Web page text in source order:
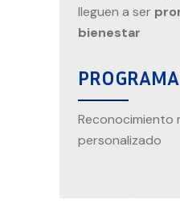
lleguen a ser
bienestar
Reconocimiento
personalizado